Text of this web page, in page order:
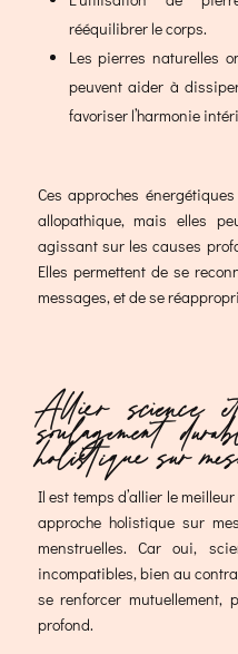
rééquilibrer le corps.
Les pierres naturelles
peuvent aider à
favoriser l’harmonie
Ces approches
allopathique, mais elles
agissant sur les causes
Elles permettent de se
messages, et de se
Allier science
soulagement
holistique sur
Il est temps d’allier le
approche holistique sur
menstruelles. Car oui,
incompatibles, bien au
se renforcer mutuellement,
profond.